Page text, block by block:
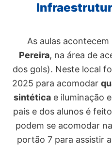
As aulas acontecem
Pereira, na área de
dos gols). Neste local
2025 para acomodar
sintéticae iluminação
pais e dos alunos é
podem se acomodar
portão 7 para assistir